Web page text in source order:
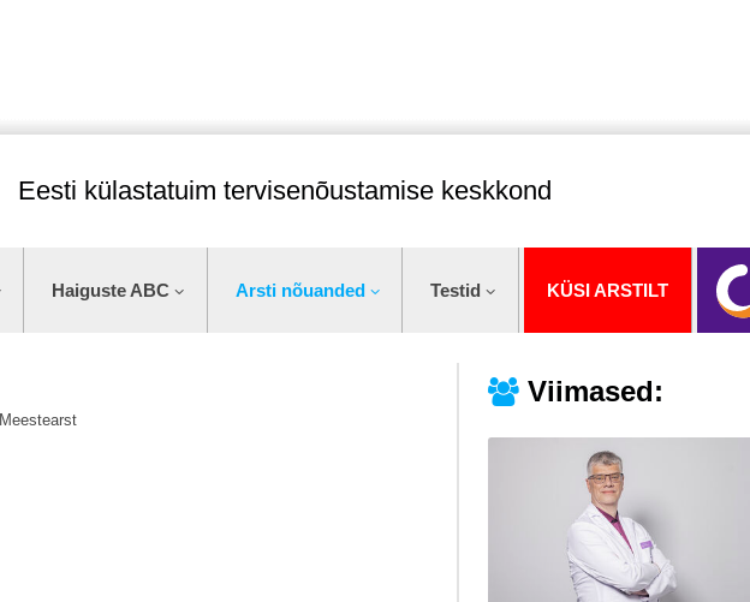
Eesti külastatuim tervisenõustamise keskkond
Haiguste ABC Arsti nõuanded Testid KÜSI ARSTILT
Viimased:
Meestearst